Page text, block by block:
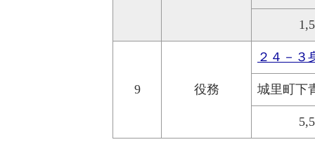
9 役務
２４－３
城里町下